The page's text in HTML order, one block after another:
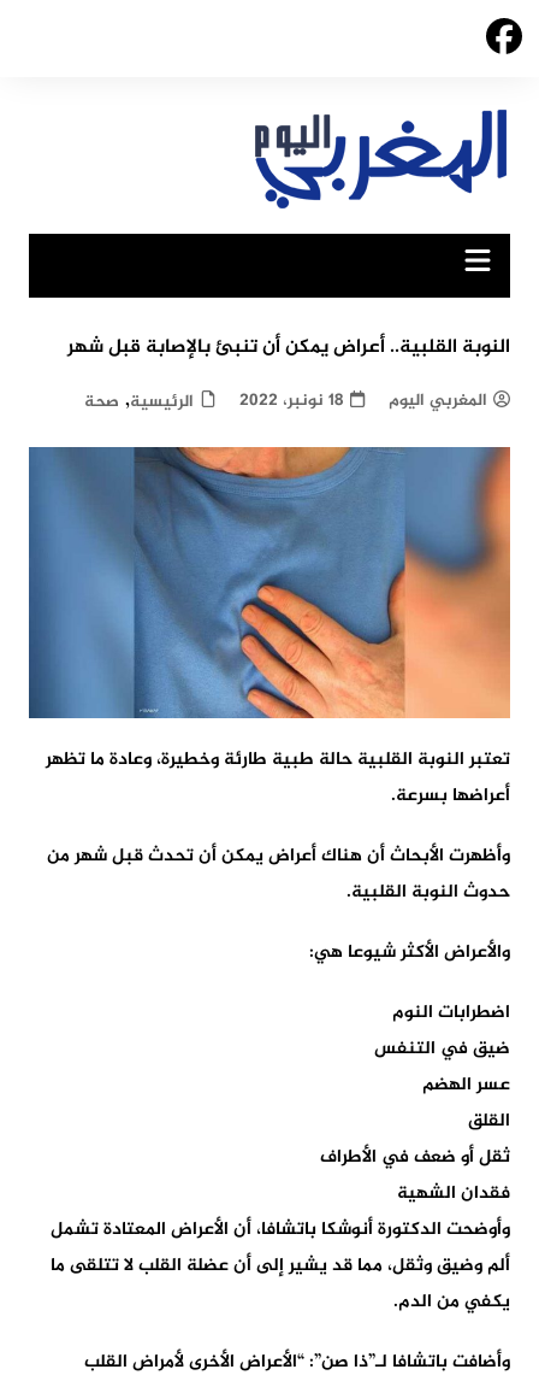
Skip
النوبة القلبية.. أعراض يمكن أن تنبئ بالإصابة قبل شهر
المغربي اليوم 18 نونبر، 2022 الرئيسية, صحة
تعتبر النوبة القلبية حالة طبية طارئة وخطيرة، وعادة ما تظهر
أعراضها بسرعة.
وأظهرت الأبحاث أن هناك أعراض يمكن أن تحدث قبل شهر من
حدوث النوبة القلبية.
والأعراض الأكثر شيوعا هي:
اضطرابات النوم
ضيق في التنفس
عسر الهضم
القلق
ثقل أو ضعف في الأطراف
فقدان الشهية
وأوضحت الدكتورة أنوشكا باتشافا، أن الأعراض المعتادة تشمل
ألم وضيق وثقل، مما قد يشير إلى أن عضلة القلب لا تتلقى ما
يكفي من الدم.
وأضافت باتشافا لـ”ذا صن”: “الأعراض الأخرى لأمراض القلب